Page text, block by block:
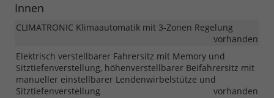
Innen
CLIMATRONIC Klimaautomatik mit 3-Zonen Regelung
vorhanden
Elektrisch verstellbarer Fahrersitz mit Memory und
Sitztiefenverstellung, höhenverstellbarer Beifahrersitz mit
manueller einstellbarer Lendenwirbelstütze und
Sitztiefenverstellung
vorhanden